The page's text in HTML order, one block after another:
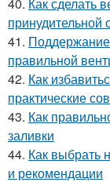
принудительной
41. Поддержание
правильной
42. Как
практические
43. Как
заливки
44. Как выбрать
и рекомендации